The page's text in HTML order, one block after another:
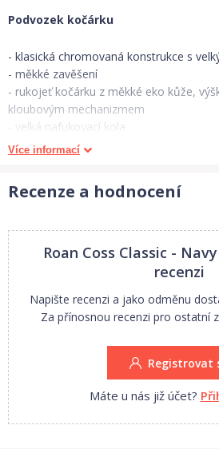
Podvozek kočárku
- klasická chromovaná konstrukce s
- měkké zavěšení
- rukojeť kočárku z měkké eko kůže,
kloubovým mechanizmem
- velká nafukovací kola
- centrální brzda zajišťuje pohodlné
- velká a pohodlná hluboká vanička,
zádové opěrky pro miminko
- vnitřní výstelka vaničky vyrobena z
nejvyšší bezpečnostní standardy
- matrace vyrobena z oblíbeného
dokonalou cirkulaci vzduchu
- boudička s ventilačním okénkem a s
clonou
- nánožník s ventilací (novinka mezi
- praktická taška na rukojeť kočárku
- vysoce kvalitní, atestované látky
Více informací
Recenze a hodnocení
Roan Coss Classic - Navy
recenzi
Napište recenzi a jako odměnu
Za přínosnou recenzi pro ostatní
Registrovat
Máte u nás již účet?